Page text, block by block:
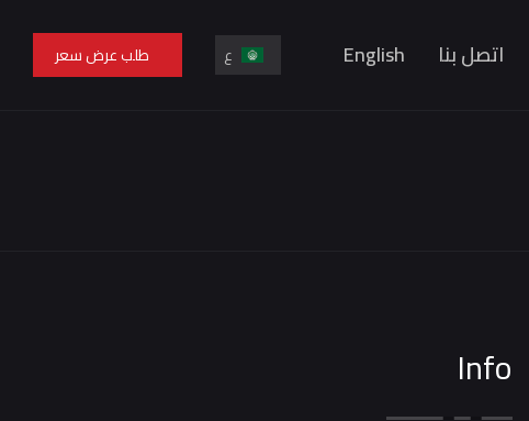
اتصل بنا English ع
En
طلب عرض سعر
Info